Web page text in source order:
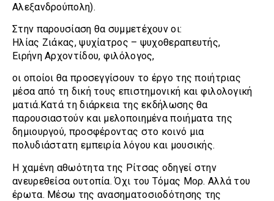
Αλεξανδρούπολη).
Στην παρουσίαση θα συμμετέχουν οι:
Ηλίας Ζιάκας, ψυχίατρος – ψυχοθεραπευτής,
Ειρήνη Αρχοντίδου, φιλόλογος,
οι οποίοι θα προσεγγίσουν το έργο της ποιήτριας
μέσα από τη δική τους επιστημονική και φιλολογική
ματιά.Κατά τη διάρκεια της εκδήλωσης θα
παρουσιαστούν και μελοποιημένα ποιήματα της
δημιουργού, προσφέροντας στο κοινό μια
πολυδιάστατη εμπειρία λόγου και μουσικής.
Η χαμένη αθωότητα της Ρίτσας οδηγεί στην
ανευρεθείσα ουτοπία. Όχι του Τόμας Μορ. Αλλά του
έρωτα. Μέσω της ανασηματοσιοδότησης της